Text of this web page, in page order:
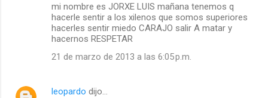
mi nombre es JORXE LUIS mañana tenemos q
hacerle sentir a los xilenos que somos superiores
hacerles sentir miedo CARAJO salir A matar y
hacernos RESPETAR
21 de marzo de 2013 a las 6:05 p.m.
leopardo dijo…